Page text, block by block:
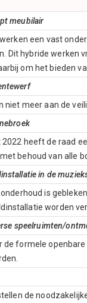
meubilair
een vast
Dit hybride werken
om het bieden
niet meer aan de
2022 heeft de raad
behoud van alle
in de
is
worden
speelruimten/
de formele
de